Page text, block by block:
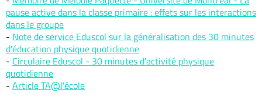
pause active dans la classe primaire : effets sur les interactions
dans le groupe
- Note de service Eduscol sur la généralisation des 30 minutes
d'éducation physique quotidienne
- Circulaire Eduscol - 30 minutes d'activité physique
quotidienne
- Article TA@l'école